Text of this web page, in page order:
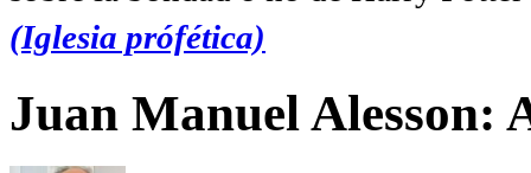
(Iglesia prófética)
Juan Manuel Alesson: